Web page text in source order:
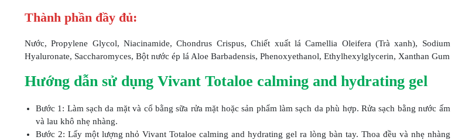
Thành phần đầy đủ:
Nước, Propylene Glycol, Niacinamide, Chondrus Crispus, Chiết xuất lá Camellia Oleifera (Trà xanh), Sodium
Hyaluronate, Saccharomyces, Bột nước ép lá Aloe Barbadensis, Phenoxyethanol, Ethylhexylglycerin, Xanthan Gum
Hướng dẫn sử dụng Vivant Totaloe calming and hydrating gel
Bước 1: Làm sạch da mặt và cổ bằng sữa rửa mặt hoặc sản phẩm làm sạch da phù hợp. Rửa sạch bằng nước ấm
và lau khô nhẹ nhàng.
Bước 2: Lấy một lượng nhỏ Vivant Totaloe calming and hydrating gel ra lòng bàn tay. Thoa đều và nhẹ nhàng